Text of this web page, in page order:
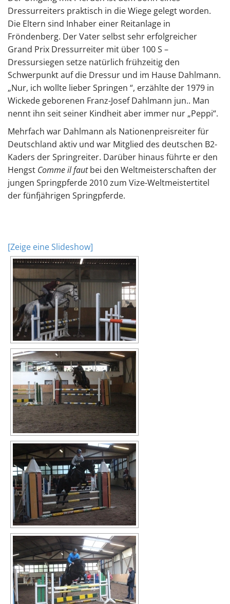
t
e
n
t
Dressurreiters praktisch in die Wiege gelegt worden.
Die Eltern sind Inhaber einer Reitanlage in
Fröndenberg. Der Vater selbst sehr erfolgreicher
Grand Prix Dressurreiter mit über 100 S –
Dressursiegen setze natürlich frühzeitig den
Schwerpunkt auf die Dressur und im Hause Dahlmann.
„Nur, ich wollte lieber Springen “, erzählte der 1979 in
Wickede geborenen Franz-Josef Dahlmann jun.. Man
nennt ihn seit seiner Kindheit aber immer nur „Peppi“.
Mehrfach war Dahlmann als Nationenpreisreiter für
Deutschland aktiv und war Mitglied des deutschen B2-
Kaders der Springreiter. Darüber hinaus führte er den
Hengst Comme il fautbei den Weltmeisterschaften der
jungen Springpferde 2010 zum Vize-Weltmeistertitel
der fünfjährigen Springpferde.
[Zeige eine Slideshow]